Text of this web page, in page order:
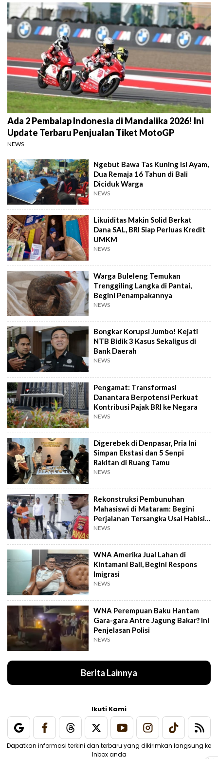
Ada 2 Pembalap Indonesia di Mandalika 2026! Ini
Update Terbaru Penjualan Tiket MotoGP
NEWS
Ngebut Bawa Tas Kuning Isi Ayam,
Dua Remaja 16 Tahun di Bali
Diciduk Warga
NEWS
Likuiditas Makin Solid Berkat
Dana SAL, BRI Siap Perluas Kredit
UMKM
NEWS
Warga Buleleng Temukan
Trenggiling Langka di Pantai,
Begini Penampakannya
NEWS
Bongkar Korupsi Jumbo! Kejati
NTB Bidik 3 Kasus Sekaligus di
Bank Daerah
NEWS
Pengamat: Transformasi
Danantara Berpotensi Perkuat
Kontribusi Pajak BRI ke Negara
NEWS
Digerebek di Denpasar, Pria Ini
Simpan Ekstasi dan 5 Senpi
Rakitan di Ruang Tamu
NEWS
Rekonstruksi Pembunuhan
Mahasiswi di Mataram: Begini
Perjalanan Tersangka Usai Habisi
Korban
NEWS
WNA Amerika Jual Lahan di
Kintamani Bali, Begini Respons
Imigrasi
NEWS
WNA Perempuan Baku Hantam
Gara-gara Antre Jagung Bakar? Ini
Penjelasan Polisi
NEWS
Berita Lainnya
Ikuti Kami
Dapatkan informasi terkini dan terbaru yang dikirimkan langsung ke
Inbox anda